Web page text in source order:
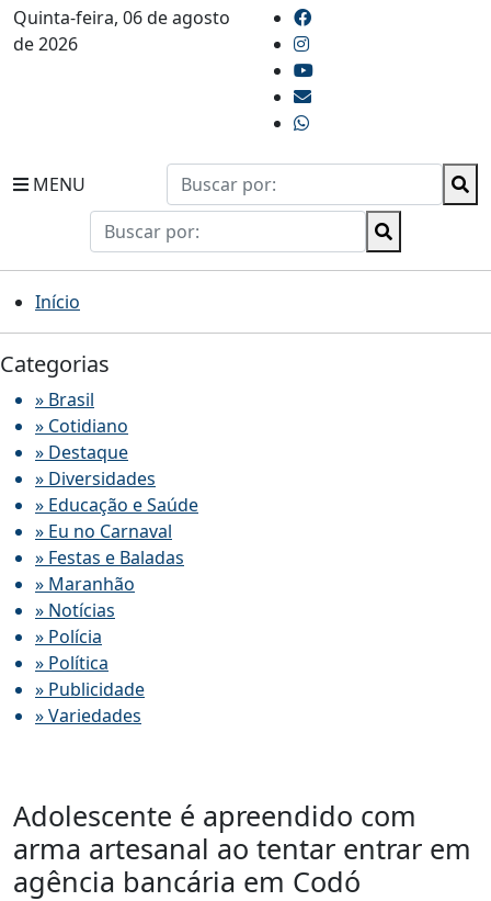
Quinta-feira, 06 de agosto
de 2026
MENU
Início
Categorias
» Brasil
» Cotidiano
» Destaque
» Diversidades
» Educação e Saúde
» Eu no Carnaval
» Festas e Baladas
» Maranhão
» Notícias
» Polícia
» Política
» Publicidade
» Variedades
Adolescente é apreendido com
arma artesanal ao tentar entrar em
agência bancária em Codó